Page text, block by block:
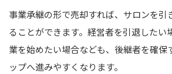
事業承継の形で売却すれば、サロンを引
ることができます。経営者を引退したい
業を始めたい場合なども、後継者を確保
ップへ進みやすくなります。